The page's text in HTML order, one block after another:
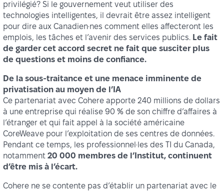
privilégié? Si le gouvernement veut utiliser des
technologies intelligentes, il devrait être assez intelligent
pour dire aux Canadien·nes comment elles affecteront les
emplois, les tâches et l’avenir des services publics. Le fait
de garder cet accord secret ne fait que susciter plus
de questions et moins de confiance.
De la sous-traitance et une menace imminente de
privatisation au moyen de l’IA
Ce partenariat avec Cohere apporte 240 millions de dollars
à une entreprise qui réalise 90 % de son chiffre d’affaires à
l’étranger et qui fait appel à la société américaine
CoreWeave pour l’exploitation de ses centres de données.
Pendant ce temps, les professionnel·les des TI du Canada,
notamment 20 000 membres de l’Institut, continuent
d’être mis à l’écart.
Cohere ne se contente pas d’établir un partenariat avec le